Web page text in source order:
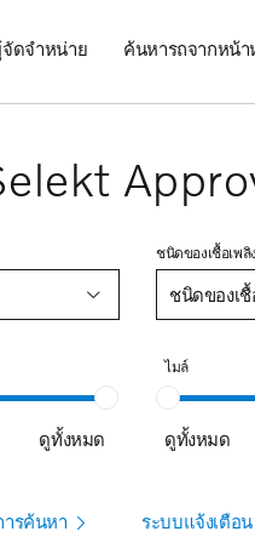
ดจำหน่าย ค้นหารถจากหน้า
ชนิดของเชื้อเพลิง
ชนิดของเชื้
ดูทั้งหมด
ไมล์
ดูทั้งหมด
รค้นหา ระบบแจ้งเตือน